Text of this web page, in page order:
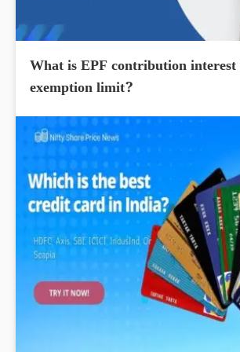
What is EPF contribution
exemption limit?